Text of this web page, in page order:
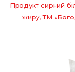
Продукт сирний
жиру, ТМ